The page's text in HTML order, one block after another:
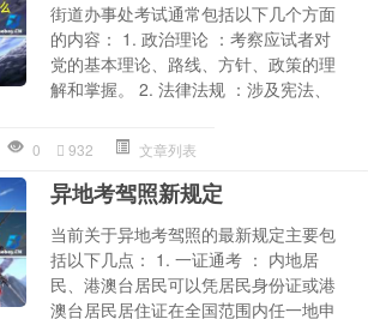
街道办事处考试通常包括以下几个方面
的内容： 1. 政治理论 ：考察应试者对
党的基本理论、路线、方针、政策的理
解和掌握。 2. 法律法规 ：涉及宪法、
0 932 文章列表
异地考驾照新规定
当前关于异地考驾照的最新规定主要包
括以下几点： 1. 一证通考 ： 内地居
民、港澳台居民可以凭居民身份证或港
澳台居民居住证在全国范围内任一地申